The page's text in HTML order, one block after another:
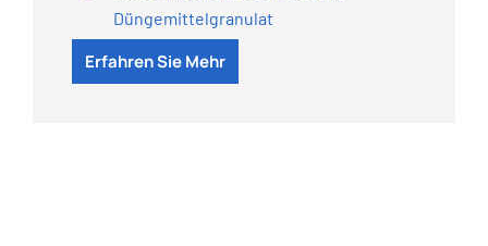
Düngemittelgranulat
Erfahren Sie Mehr